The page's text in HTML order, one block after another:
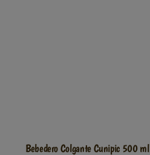
Bebedero Colgante Cunipic 500 ml